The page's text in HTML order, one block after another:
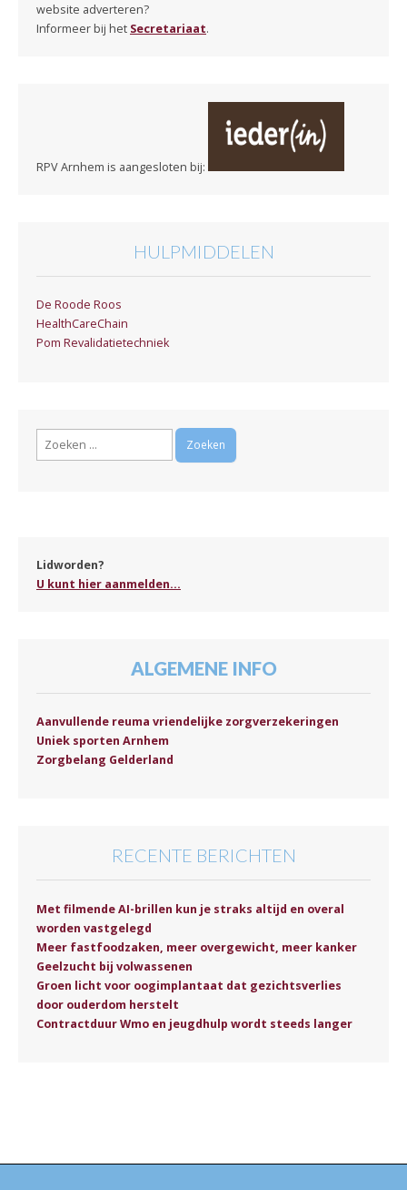
website adverteren?
Informeer bij het Secretariaat.
RPV Arnhem is aangesloten bij:
HULPMIDDELEN
De Roode Roos
HealthCareChain
Pom Revalidatietechniek
Zoeken
Lidworden?
U kunt hier aanmelden...
ALGEMENE INFO
Aanvullende reuma vriendelijke zorgverzekeringen
Uniek sporten Arnhem
Zorgbelang Gelderland
RECENTE BERICHTEN
Met filmende AI-brillen kun je straks altijd en overal
worden vastgelegd
Meer fastfoodzaken, meer overgewicht, meer kanker
Geelzucht bij volwassenen
Groen licht voor oogimplantaat dat gezichtsverlies
door ouderdom herstelt
Contractduur Wmo en jeugdhulp wordt steeds langer